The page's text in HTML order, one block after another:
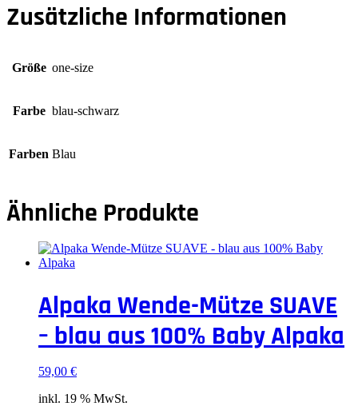
Zusätzliche Informationen
Größe one-size
Farbe blau-schwarz
Farben Blau
Ähnliche Produkte
Alpaka Wende-Mütze SUAVE
– blau aus 100% Baby Alpaka
59,00 €
inkl. 19 % MwSt.